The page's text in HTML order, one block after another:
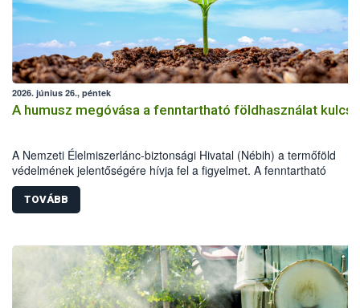
2026. június 26., péntek
A humusz megóvása a fenntartható földhasználat kulcsa
A Nemzeti Élelmiszerlánc-biztonsági Hivatal (Nébih) a termőföld
védelmének jelentőségére hívja fel a figyelmet. A fenntartható
földhasználathoz és a természeti erőforrások megóvásához
fontos a humuszos termőréteg megőrzése és szakszerű újra
felhasználása. A beruházások, építkezések és egyéb földmunkák
felhasználása épp ezért kiemelt jelentőségű.
TOVÁBB